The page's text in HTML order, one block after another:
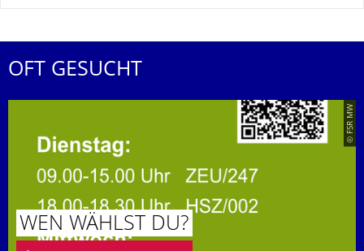
OFT GESUCHT
© FSR MW
WEN WÄHLST DU?